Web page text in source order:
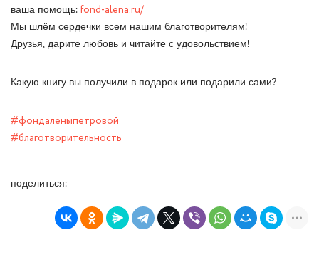
ваша помощь: fond-alena.ru/
Мы шлём сердечки всем нашим благотворителям!
Друзья, дарите любовь и читайте с удовольствием!
Какую книгу вы получили в подарок или подарили сами?
#фондаленыпетровой
#благотворительность
поделиться: